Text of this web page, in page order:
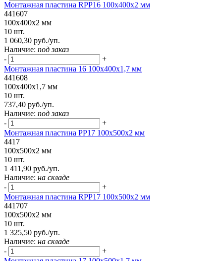
Монтажная пластина RPP16 100x400x2 мм
441607
100x400x2 мм
10 шт.
1 060,30 руб./уп.
Наличие: под заказ
-
+
Монтажная пластина 16 100x400x1,7 мм
441608
100x400x1,7 мм
10 шт.
737,40 руб./уп.
Наличие: под заказ
-
+
Монтажная пластина РР17 100x500x2 мм
4417
100x500x2 мм
10 шт.
1 411,90 руб./уп.
Наличие: на складе
-
+
Монтажная пластина RPP17 100x500x2 мм
441707
100x500x2 мм
10 шт.
1 325,50 руб./уп.
Наличие: на складе
-
+